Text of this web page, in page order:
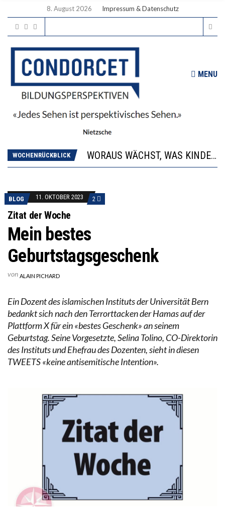
8. August 2026 Impressum & Datenschutz
MENU
WOCHENRÜCKBLICK
WORAUS WÄCHST, WAS KINDER TRÄGT
“WIR BEOBACHTEN EINEN REGELRECHTEN STURZFLUG BEI DEN LERNLEISTUNGEN”
BLOG 11. OKTOBER 2023 2
Zitat der Woche
Mein bestes
Geburtstagsgeschenk
von ALAIN PICHARD
Ein Dozent des islamischen Instituts der Universität Bern
bedankt sich nach den Terrorttacken der Hamas auf der
Plattform X für ein «bestes Geschenk» an seinem
Geburtstag. Seine Vorgesetzte, Selina Tolino, CO-Direktorin
des Instituts und Ehefrau des Dozenten, sieht in diesen
TWEETS «keine antisemitische Intention».